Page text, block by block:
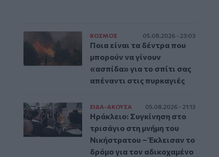
ΚΟΣΜΟΣ 05.08.2026 - 23:03
Ποια είναι τα δέντρα που
μπορούν να γίνουν
«ασπίδα» για το σπίτι σας
απέναντι στις πυρκαγιές
ΕΙΔΑ-ΑΚΟΥΣΑ 05.08.2026 - 21:13
Ηράκλειο: Συγκίνηση στο
τρισάγιο στη μνήμη του
Νικήστρατου – Έκλεισαν το
δρόμο για τον αδικοχαμένο